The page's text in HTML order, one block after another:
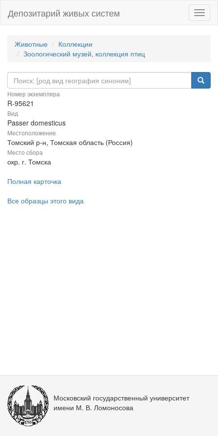
Депозитарий живых систем
Животные
Коллекции
Зоологический музей, коллекция птиц
Номер экземпляра
R-95621
Вид
Passer domesticus
Местоположение
Томский р-н, Томская область (Россия)
Место сбора
окр. г. Томска
Полная карточка
Все образцы этого вида
Московский государственный университет
имени М. В. Ломоносова